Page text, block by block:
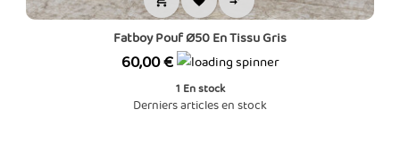
Fatboy Pouf Ø50 En Tissu Gris
Prix
60,00 €
1 En stock
Derniers articles en stock